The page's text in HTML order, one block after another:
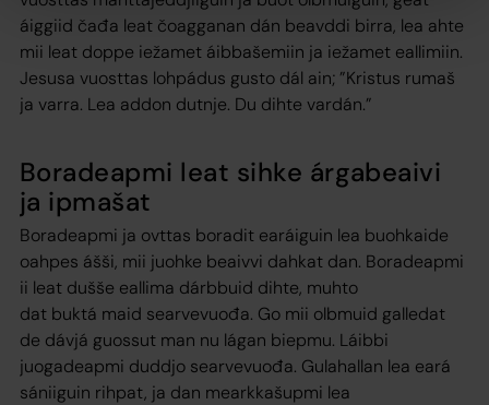
áiggiid čađa leat čoagganan dán beavddi birra, lea ahte
mii leat doppe iežamet áibbašemiin ja iežamet eallimiin.
Jesusa vuosttas lohpádus gusto dál ain; ”Kristus rumaš
ja varra. Lea addon dutnje. Du dihte vardán.”
Boradeapmi leat sihke árgabeaivi
ja ipmašat
Boradeapmi ja ovttas boradit earáiguin lea buohkaide
oahpes ášši, mii juohke beaivvi dahkat dan. Boradeapmi
ii leat dušše eallima dárbbuid dihte, muhto
dat buktá maid searvevuođa. Go mii olbmuid galledat
de dávjá guossut man nu lágan biepmu. Láibbi
juogadeapmi duddjo searvevuođa. Gulahallan lea eará
sániiguin rihpat, ja dan mearkkašupmi lea